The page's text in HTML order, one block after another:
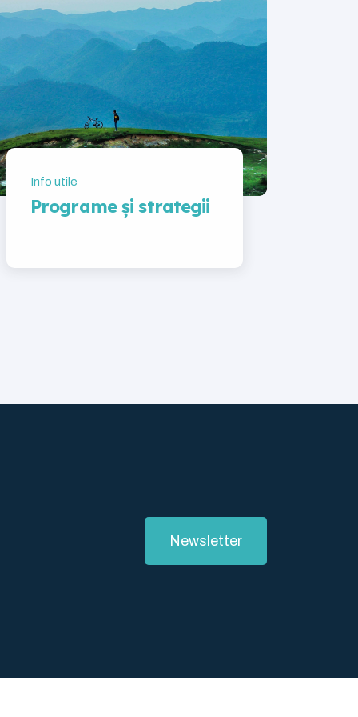
Info utile
Programe și strategii
Newsletter